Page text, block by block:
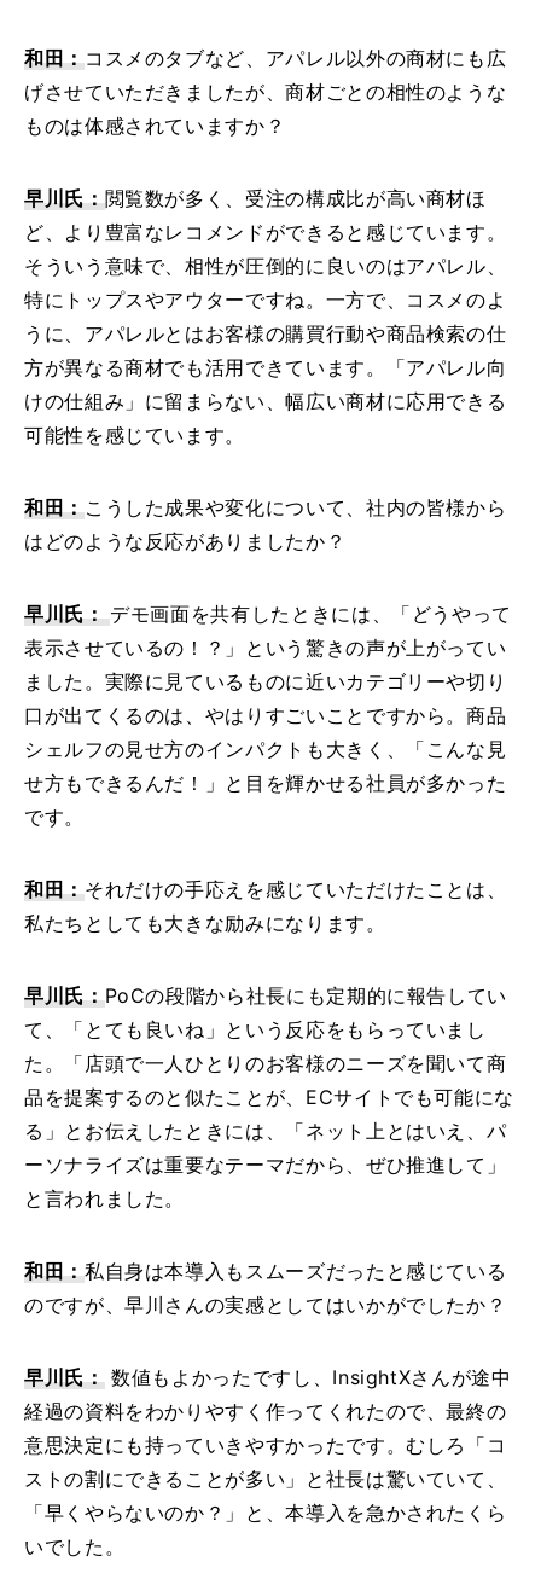
和田：コスメのタブなど、アパレル以外の商材にも広
げさせていただきましたが、商材ごとの相性のような
ものは体感されていますか？
早川氏：閲覧数が多く、受注の構成比が高い商材ほ
ど、より豊富なレコメンドができると感じています。
そういう意味で、相性が圧倒的に良いのはアパレル、
特にトップスやアウターですね。一方で、コスメのよ
うに、アパレルとはお客様の購買行動や商品検索の仕
方が異なる商材でも活用できています。「アパレル向
けの仕組み」に留まらない、幅広い商材に応用できる
可能性を感じています。
和田：こうした成果や変化について、社内の皆様から
はどのような反応がありましたか？
早川氏：デモ画面を共有したときには、「どうやって
表示させているの！？」という驚きの声が上がってい
ました。実際に見ているものに近いカテゴリーや切り
口が出てくるのは、やはりすごいことですから。商品
シェルフの見せ方のインパクトも大きく、「こんな見
せ方もできるんだ！」と目を輝かせる社員が多かった
です。
和田：それだけの手応えを感じていただけたことは、
私たちとしても大きな励みになります。
早川氏：PoCの段階から社長にも定期的に報告してい
て、「とても良いね」という反応をもらっていまし
た。「店頭で一人ひとりのお客様のニーズを聞いて商
品を提案するのと似たことが、ECサイトでも可能にな
る」とお伝えしたときには、「ネット上とはいえ、パ
ーソナライズは重要なテーマだから、ぜひ推進して」
と言われました。
和田：私自身は本導入もスムーズだったと感じている
のですが、早川さんの実感としてはいかがでしたか？
早川氏：数値もよかったですし、InsightXさんが途中
経過の資料をわかりやすく作ってくれたので、最終の
意思決定にも持っていきやすかったです。むしろ「コ
ストの割にできることが多い」と社長は驚いていて、
「早くやらないのか？」と、本導入を急かされたくら
いでした。